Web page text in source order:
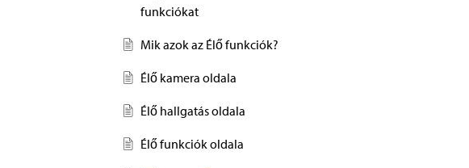
funkciókat
Mik azok az Élő funkciók?
Élő kamera oldala
Élő hallgatás oldala
Élő funkciók oldala